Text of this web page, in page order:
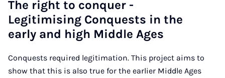
The right to conquer -
Legitimising Conquests in the
early and high Middle Ages
Conquests required legitimation. This project aims to
show that this is also true for the earlier Middle Ages